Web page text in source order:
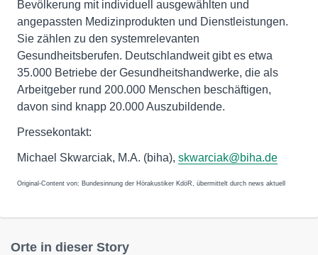
Bevölkerung mit individuell ausgewählten und
angepassten Medizinprodukten und Dienstleistungen.
Sie zählen zu den systemrelevanten
Gesundheitsberufen. Deutschlandweit gibt es etwa
35.000 Betriebe der Gesundheitshandwerke, die als
Arbeitgeber rund 200.000 Menschen beschäftigen,
davon sind knapp 20.000 Auszubildende.
Pressekontakt:
Michael Skwarciak, M.A. (biha), skwarciak@biha.de
Original-Content von: Bundesinnung der Hörakustiker KdöR, übermittelt durch news aktuell
Orte in dieser Story